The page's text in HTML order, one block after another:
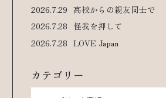
2026.7.29 高校からの親友同士で
2026.7.28 怪我を押して
2026.7.28 LOVE Japan
カテゴリー